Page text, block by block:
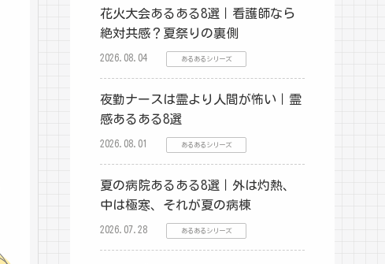
花火大会あるある8選｜看護師なら
絶対共感？夏祭りの裏側
2026.08.04 あるあるシリーズ
夜勤ナースは霊より人間が怖い｜霊
感あるある8選
2026.08.01 あるあるシリーズ
夏の病院あるある8選｜外は灼熱、
中は極寒、それが夏の病棟
2026.07.28 あるあるシリーズ